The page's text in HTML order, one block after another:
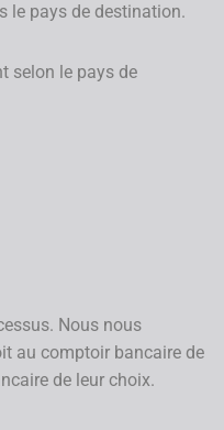
le pays de destination.
selon le pays de
Nous nous
au comptoir bancaire de
de leur choix.